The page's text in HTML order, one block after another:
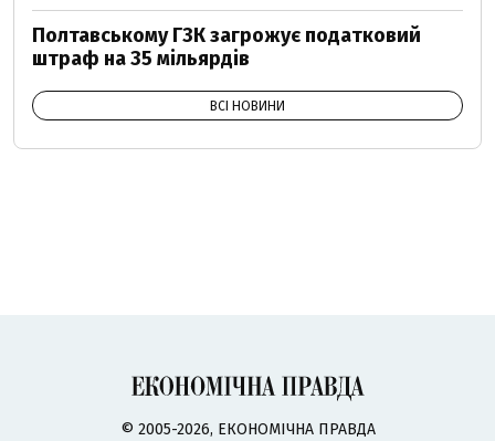
Полтавському ГЗК загрожує податковий
штраф на 35 мільярдів
ВСІ НОВИНИ
© 2005-2026, ЕКОНОМІЧНА ПРАВДА